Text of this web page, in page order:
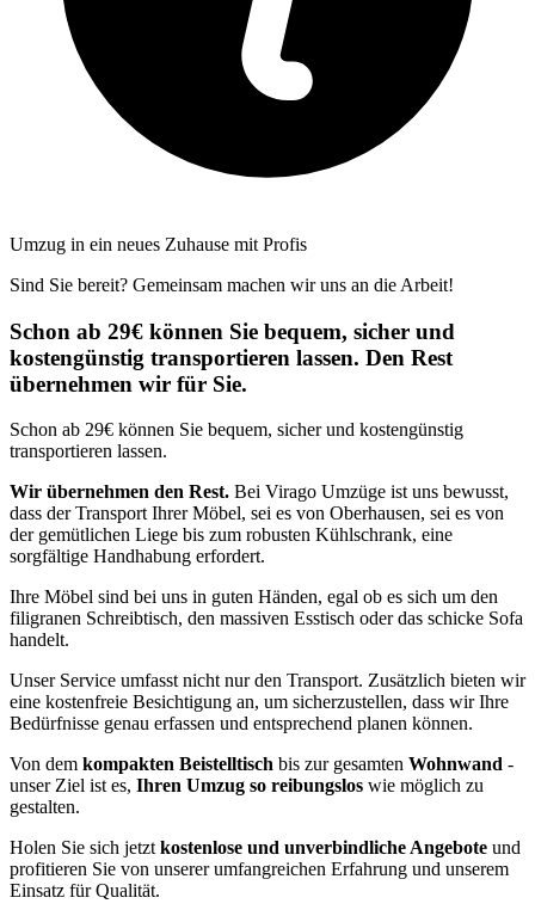
Umzug in ein neues Zuhause mit Profis
Sind Sie bereit? Gemeinsam machen wir uns an die Arbeit!
Schon ab 29€ können Sie bequem, sicher und
kostengünstig transportieren lassen. Den Rest
übernehmen wir für Sie.
Schon ab 29€ können Sie bequem, sicher und kostengünstig
transportieren lassen.
Wir übernehmen den Rest. Bei Virago Umzüge ist uns bewusst,
dass der Transport Ihrer Möbel, sei es von Oberhausen, sei es von
der gemütlichen Liege bis zum robusten Kühlschrank, eine
sorgfältige Handhabung erfordert.
Ihre Möbel sind bei uns in guten Händen, egal ob es sich um den
filigranen Schreibtisch, den massiven Esstisch oder das schicke Sofa
handelt.
Unser Service umfasst nicht nur den Transport. Zusätzlich bieten wir
eine kostenfreie Besichtigung an, um sicherzustellen, dass wir Ihre
Bedürfnisse genau erfassen und entsprechend planen können.
Von dem kompakten Beistelltisch bis zur gesamten Wohnwand -
unser Ziel ist es, Ihren Umzug so reibungslos wie möglich zu
gestalten.
Holen Sie sich jetzt kostenlose und unverbindliche Angebote und
profitieren Sie von unserer umfangreichen Erfahrung und unserem
Einsatz für Qualität.